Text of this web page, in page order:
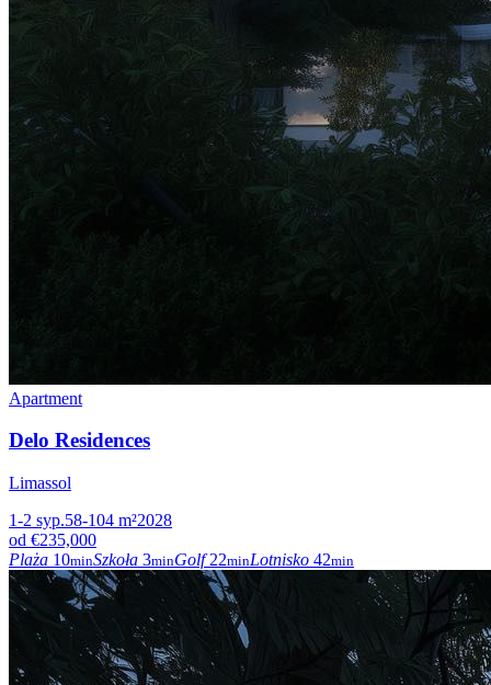
Apartment
Delo Residences
Limassol
1-2 syp.58-104 m²2028
od €235,000
Plaża 10minSzkoła 3minGolf 22minLotnisko 42min